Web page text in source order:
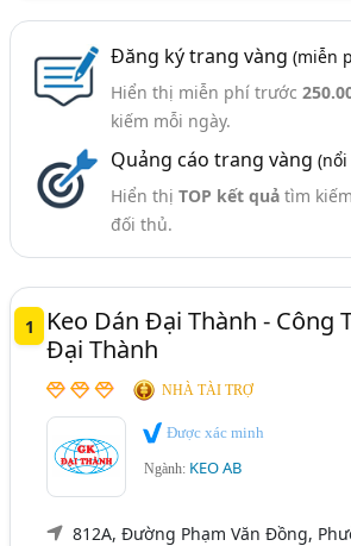
Ngành xem thêm
Keo Dán Và Chất Dính (415)
Tp. Đà Nẵng
TP. Hải Phòng
Đăng ký trang vàng (miễn
Hiển thị miễn phí trước
kiếm mỗi ngày.
Quảng cáo trang vàng
Hiển thị TOP kết quảtìm
đối thủ.
1
Keo Dán Đại Thành - Công
Đại Thành
NHÀ TÀI TRỢ
Được xác minh
Ngành: KEO AB
812A, Đường Phạm Văn Đồng,